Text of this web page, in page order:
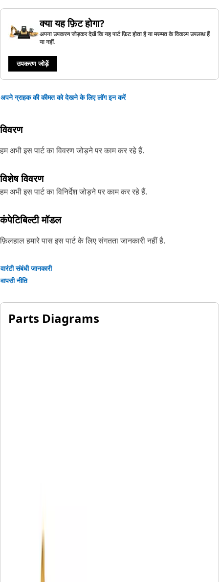
क्या यह फ़िट होगा?
अपना उपकरण जोड़कर देखें कि यह पार्ट फ़िट होता है या मरम्मत के विकल्प उपलब्ध हैं
या नहीं.
उपकरण जोड़ें
अपने ग्राहक की कीमत को देखने के लिए लॉग इन करें
विवरण
हम अभी इस पार्ट का विवरण जोड़ने पर काम कर रहे हैं.
विशेष विवरण
हम अभी इस पार्ट का विनिर्देश जोड़ने पर काम कर रहे हैं.
कंपेटिबिल्टी मॉडल
फ़िलहाल हमारे पास इस पार्ट के लिए संगतता जानकारी नहीं है.
वारंटी संबंधी जानकारी
वापसी नीति
Parts Diagrams